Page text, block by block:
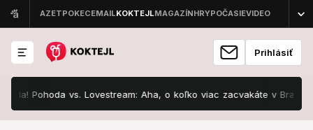
Prihlásiť
vs. Lovestream: Aha, o koľko viac zacvakáte v Bratislave za